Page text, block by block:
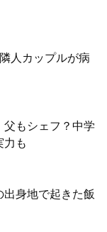
人カップルが病
父もシェフ？中学
力も
出身地で起きた飯